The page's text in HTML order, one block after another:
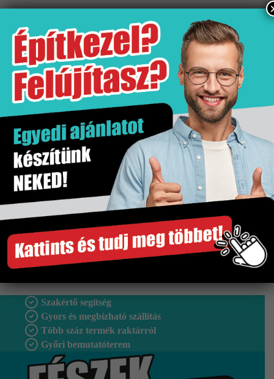
További információk
Tömeg 20,5 kg
Értékesítési egység doboz
Kiszerelés 1.5 m2
Mennyiségi egység
Méret 250×750 mm
Tipus Falburkolat
Vastagság 8 mm
Fagyálló Nem
Gyártó Idea
Szakértő segítség
Gyors és megbízható szállítás
Több száz termék raktárról
Győri bemutatóterem